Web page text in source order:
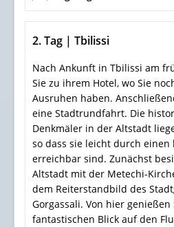
2. Tag | Tbilissi
Nach Ankunft in Tbilissi am
Sie zu ihrem Hotel, wo Sie
Ausruhen haben.
eine Stadtrundfahrt. Die
Denkmäler in der Altstadt
so dass sie leicht durch einen
erreichbar sind. Zunächst
Altstadt mit der Metechi-
dem Reiterstandbild des
Gorgassali. Von hier genießen
fantastischen Blick auf den